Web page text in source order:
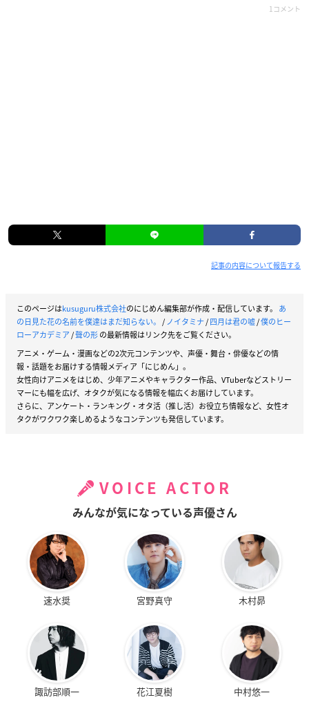
1コメント
記事の内容について報告する
このページはkusuguru株式会社のにじめん編集部が作成・配信しています。 あ
の日見た花の名前を僕達はまだ知らない。 /ノイタミナ/四月は君の嘘/僕のヒー
ローアカデミア/聲の形の最新情報はリンク先をご覧ください。
アニメ・ゲーム・漫画などの2次元コンテンツや、声優・舞台・俳優などの情
報・話題をお届けする情報メディア「にじめん」。
女性向けアニメをはじめ、少年アニメやキャラクター作品、VTuberなどストリー
マーにも幅を広げ、オタクが気になる情報を幅広くお届けしています。
さらに、アンケート・ランキング・オタ活（推し活）お役立ち情報など、女性オ
タクがワクワク楽しめるようなコンテンツも発信しています。
VOICE ACTOR
みんなが気になっている声優さん
速水奨 宮野真守 木村昴
諏訪部順一 花江夏樹 中村悠一